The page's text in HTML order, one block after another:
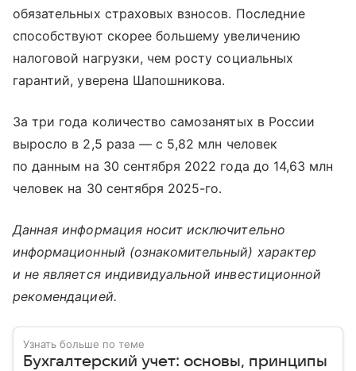
обязательных страховых взносов. Последние
способствуют скорее большему увеличению
налоговой нагрузки, чем росту социальных
гарантий, уверена Шапошникова.
За три года количество самозанятых в России
выросло в 2,5 раза — с 5,82 млн человек
по данным на 30 сентября 2022 года до 14,63 млн
человек на 30 сентября 2025-го.
Данная информация носит исключительно
информационный (ознакомительный) характер
и не является индивидуальной инвестиционной
рекомендацией.
Узнать больше по теме
Бухгалтерский учет: основы, принципы